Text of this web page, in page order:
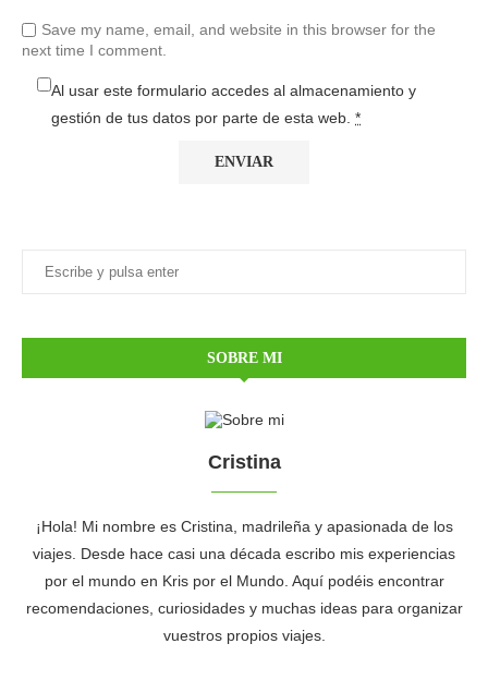
Save my name, email, and website in this browser for the
next time I comment.
Al usar este formulario accedes al almacenamiento y
gestión de tus datos por parte de esta web. *
SOBRE MI
Cristina
¡Hola! Mi nombre es Cristina, madrileña y apasionada de los
viajes. Desde hace casi una década escribo mis experiencias
por el mundo en Kris por el Mundo. Aquí podéis encontrar
recomendaciones, curiosidades y muchas ideas para organizar
vuestros propios viajes.